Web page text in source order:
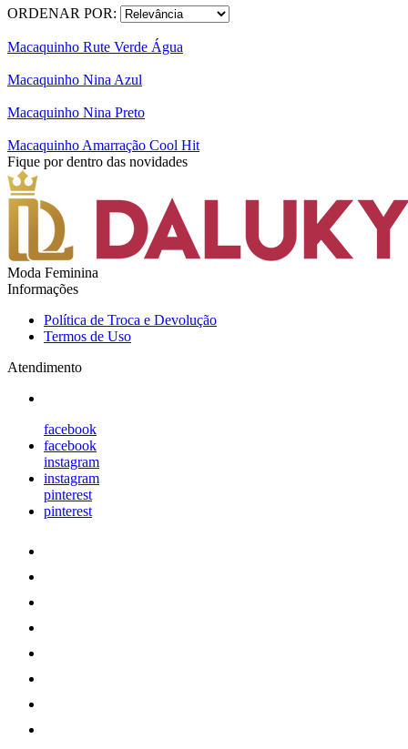
ORDENAR POR:
Macaquinho Rute Verde Água
Macaquinho Nina Azul
Macaquinho Nina Preto
Macaquinho Amarração Cool Hit
Fique por dentro das novidades
Moda Feminina
Informações
Política de Troca e Devolução
Termos de Uso
Atendimento
facebook
facebook
instagram
instagram
pinterest
pinterest